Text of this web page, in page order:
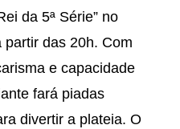
da 5ª Série” no
das 20h. Com
e capacidade
fará piadas
divertir a plateia. O